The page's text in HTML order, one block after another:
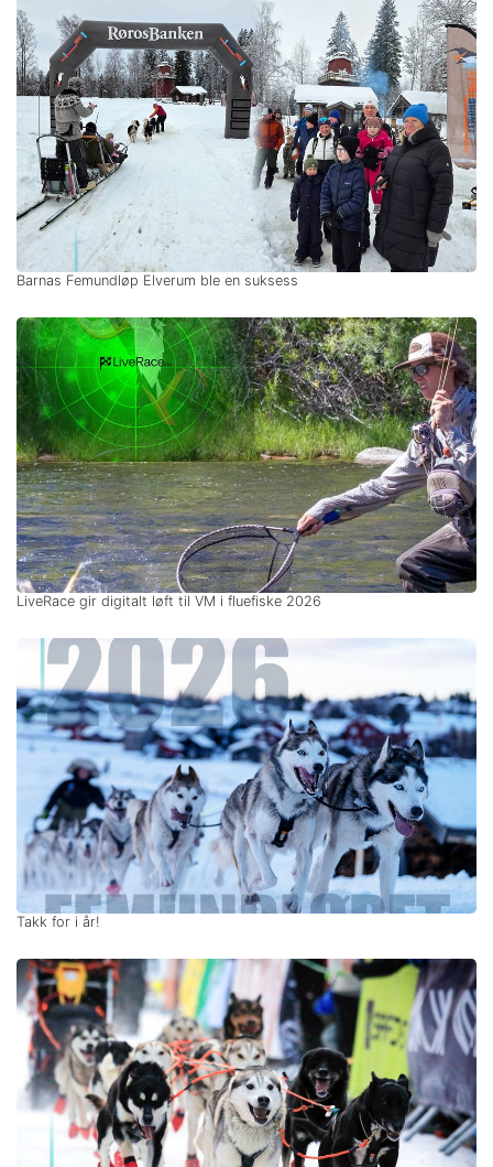
Barnas Femundløp Elverum ble en suksess
LiveRace gir digitalt løft til VM i fluefiske 2026
Takk for i år!